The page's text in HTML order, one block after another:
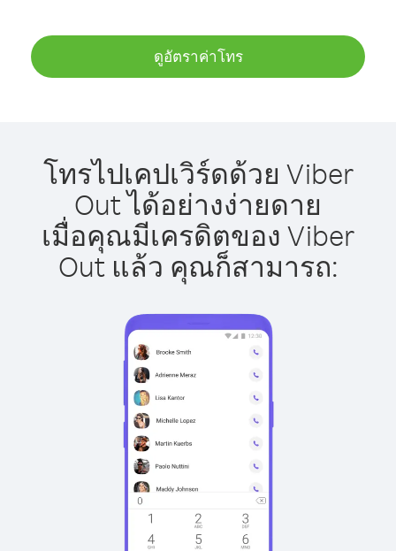
ดูอัตราค่าโทร
โทรไปเคปเวิร์ดด้วย Viber
Out ได้อย่างง่ายดาย
เมื่อคุณมีเครดิตของ Viber
Out แล้ว คุณก็สามารถ: